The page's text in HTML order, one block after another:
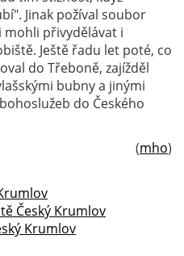
Jinak požíval soubor
přivydělávat i
Ještě řadu let poté, co
do Třeboně, zajížděl
bubny a jinými
do Českého
(mho)
Český Krumlov
Krumlov